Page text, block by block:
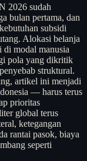
2026 sudah
bulan pertama, dan
subsidi
Alokasi belanja
modal manusia
pola yang dikritik
struktural.
artikel ini menjadi
— harus terus
prioritas
global terus
ketegangan
rantai pasok, biaya
seperti